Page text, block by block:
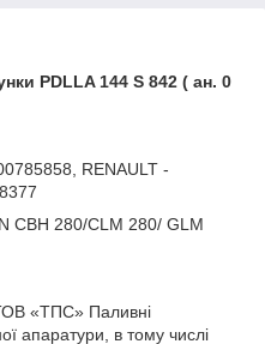
PDLLA 144 S 842 ( ан. 0
RENAULT -
CBH 280/CLM 280/ GLM
«ТПС» Паливні
апаратури, в тому числі